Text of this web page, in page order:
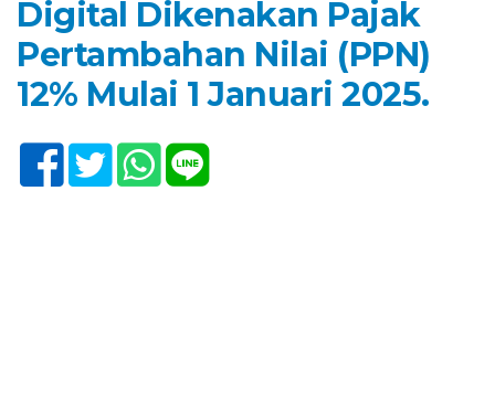
Digital Dikenakan Pajak
Pertambahan Nilai (PPN)
12% Mulai 1 Januari 2025.